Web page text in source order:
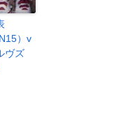
）v
ヴズ